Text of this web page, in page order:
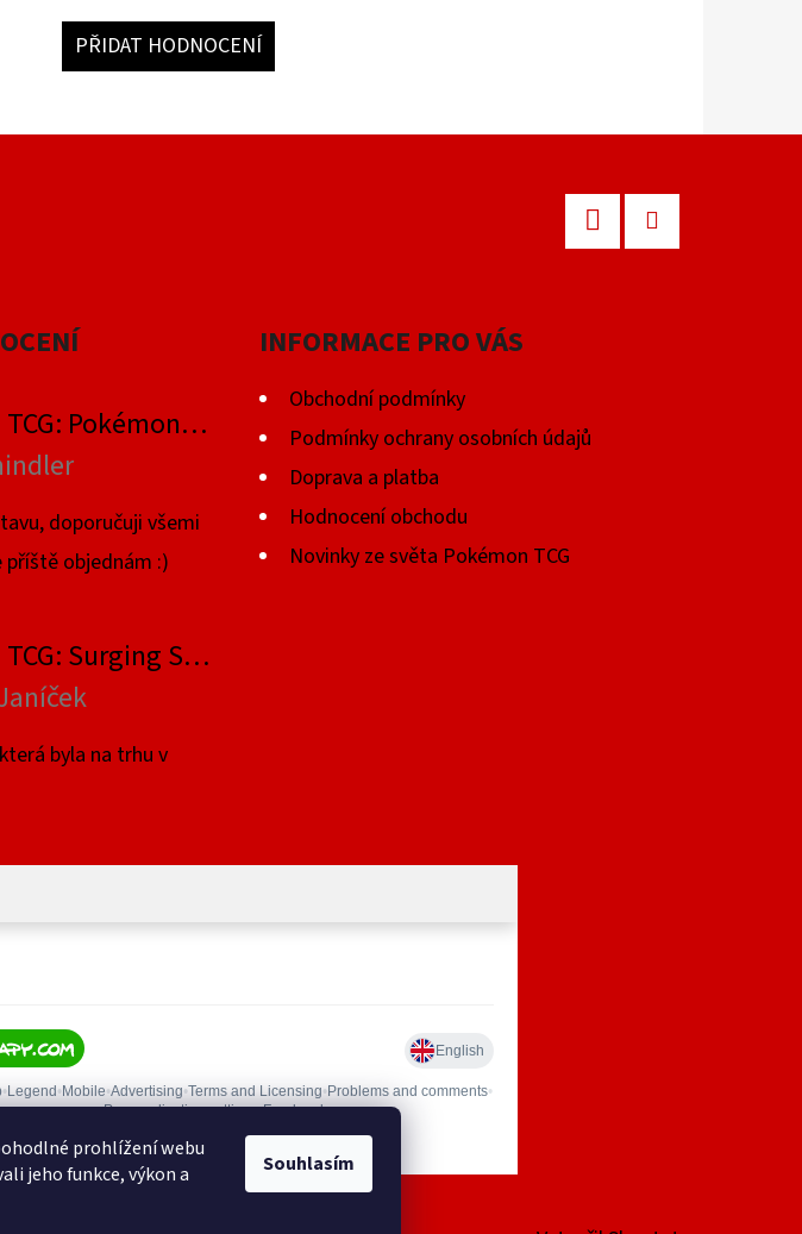
prohlížení webu
jeho funkce, výkon a
Souhlasím
PŘIDAT HODNOCENÍ
Pokémon TCG: Pokémon GO Elite Trainer Box
je 5 z 5 hvězdiček.
doporučuji všemi
objednám :)
Pokémon TCG: Surging Sparks Elite Trainer Box
je 4 z 5 hvězdiček.
byla na trhu v
INFORMACE PRO VÁS
Obchodní podmínky
Podmínky ochrany osobních údajů
Doprava a platba
Hodnocení obchodu
Novinky ze světa Pokémon TCG